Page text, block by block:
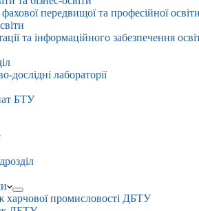
передвищої та професійної освіти
та інформаційного забезпечення
дослідні лабораторії
БТУ
харчової промисловості ДБТУ